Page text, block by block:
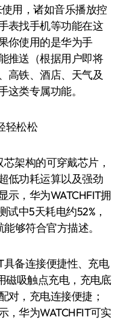
用，诸如音乐播放控
表找手机等功能在这
你使用的是华为手
推送（根据用户即将
高铁、酒店、天气及
这类专属功能。
轻松松
架构的可穿戴芯片，
低功耗运算以及强劲
示，华为WATCHFIT拥
试中5天耗电约52%，
够符合官方描述。
具备连接便捷性、充电
磁吸触点充电，充电底
对，充电连接便捷；
，华为WATCHFIT可实